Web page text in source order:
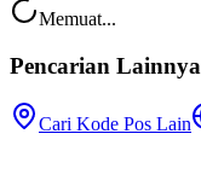
Memuat...
Pencarian Lainnya
Cari Kode Pos Lain